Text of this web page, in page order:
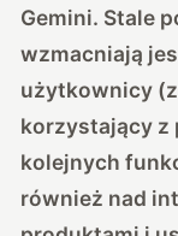
Gemini. Stale
wzmacniają
użytkownicy
korzystający z
kolejnych
również nad